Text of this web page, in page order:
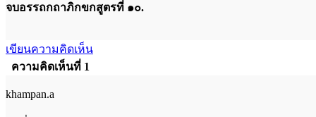
จบอรรถกถาภิกขกสูตรที่ ๑๐.
เขียนความคิดเห็น
ความคิดเห็นที่ 1
khampan.a